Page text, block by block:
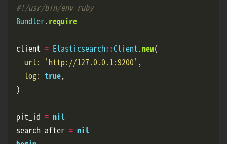
#!/usr/bin/env ruby
Bundler.require
client = Elasticsearch::Client.new(
url: 'http://127.0.0.1:9200' ,
log: true,
)
pit_id = nil
search_after = nil